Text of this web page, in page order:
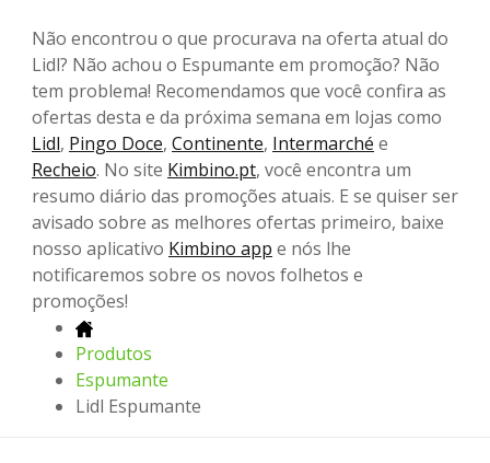
Não encontrou o que procurava na oferta atual do
Lidl? Não achou o Espumante em promoção? Não
tem problema! Recomendamos que você confira as
ofertas desta e da próxima semana em lojas como
Lidl, Pingo Doce, Continente, Intermarché e
Recheio. No site Kimbino.pt, você encontra um
resumo diário das promoções atuais. E se quiser ser
avisado sobre as melhores ofertas primeiro, baixe
nosso aplicativo Kimbino app e nós lhe
notificaremos sobre os novos folhetos e
promoções!
Produtos
Espumante
Lidl Espumante